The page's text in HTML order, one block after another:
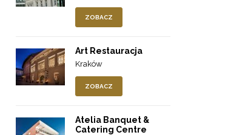
ZOBACZ
Art Restauracja
Kraków
ZOBACZ
Atelia Banquet &
Catering Centre